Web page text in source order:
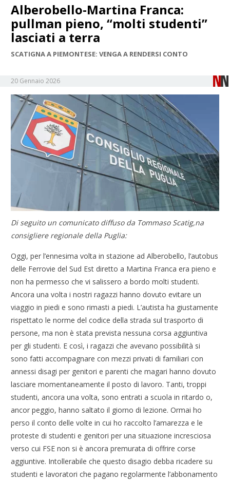
Alberobello-Martina Franca:
pullman pieno, “molti studenti”
lasciati a terra
SCATIGNA A PIEMONTESE: VENGA A RENDERSI CONTO
20 Gennaio 2026
Di seguito un comunicato diffuso da Tommaso Scatig,na
consigliere regionale della Puglia:
Oggi, per l’ennesima volta in stazione ad Alberobello, l’autobus
delle Ferrovie del Sud Est diretto a Martina Franca era pieno e
non ha permesso che vi salissero a bordo molti studenti.
Ancora una volta i nostri ragazzi hanno dovuto evitare un
viaggio in piedi e sono rimasti a piedi. L’autista ha giustamente
rispettato le norme del codice della strada sul trasporto di
persone, ma non è stata prevista nessuna corsa aggiuntiva
per gli studenti. E così, i ragazzi che avevano possibilità si
sono fatti accompagnare con mezzi privati di familiari con
annessi disagi per genitori e parenti che magari hanno dovuto
lasciare momentaneamente il posto di lavoro. Tanti, troppi
studenti, ancora una volta, sono entrati a scuola in ritardo o,
ancor peggio, hanno saltato il giorno di lezione. Ormai ho
perso il conto delle volte in cui ho raccolto l’amarezza e le
proteste di studenti e genitori per una situazione incresciosa
verso cui FSE non si è ancora premurata di offrire corse
aggiuntive. Intollerabile che questo disagio debba ricadere su
studenti e lavoratori che pagano regolarmente l’abbonamento